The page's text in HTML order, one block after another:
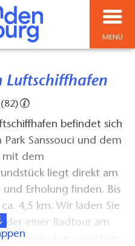
MENÜ
Luftschiffhafen
befindet sich
Sanssouci und dem
mit dem
liegt direkt am
und Erholung finden. Bis
4,5 km. Wir laden Sie
einer Radtour am
Gehminuten erreichen